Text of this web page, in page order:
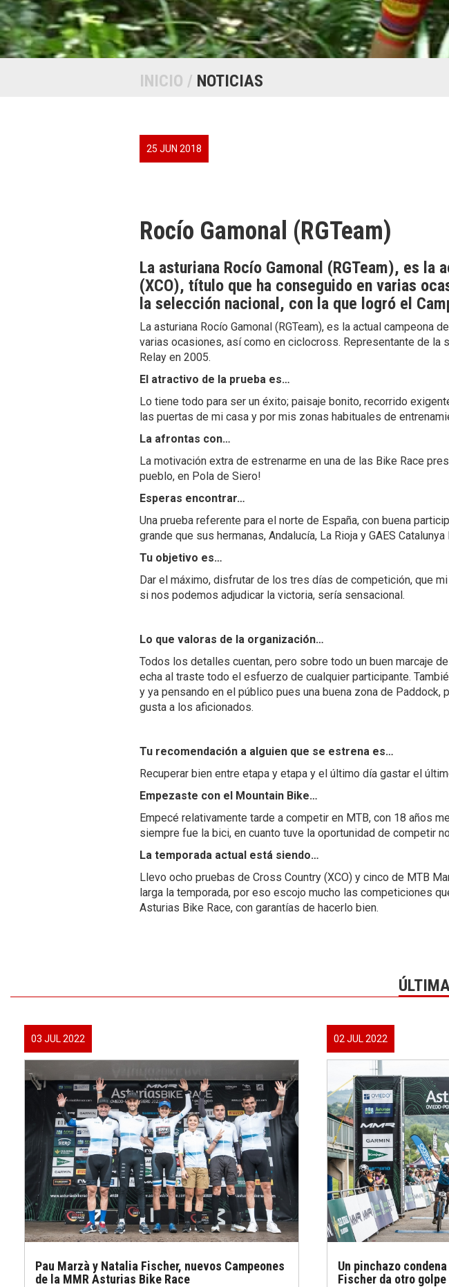
INICIO / NOTICIAS
25 JUN 2018
Rocío Gamonal (RGTeam)
La asturiana Rocío Gamonal (RGTeam), es la
(XCO), título que ha conseguido en varias
la selección nacional, con la que logró el
La asturiana Rocío Gamonal (RGTeam), es la actual campeona
varias ocasiones, así como en ciclocross. Representante de la
Relay en 2005.
El atractivo de la prueba es…
Lo tiene todo para ser un éxito; paisaje bonito, recorrido
las puertas de mi casa y por mis zonas habituales de
La afrontas con…
La motivación extra de estrenarme en una de las Bike Race
pueblo, en Pola de Siero!
Esperas encontrar…
Una prueba referente para el norte de España, con buena
grande que sus hermanas, Andalucía, La Rioja y GAES
Tu objetivo es…
Dar el máximo, disfrutar de los tres días de competición, que
si nos podemos adjudicar la victoria, sería sensacional.
Lo que valoras de la organización…
Todos los detalles cuentan, pero sobre todo un buen marcaje
echa al traste todo el esfuerzo de cualquier participante.
y ya pensando en el público pues una buena zona de
gusta a los aficionados.
Tu recomendación a alguien que se estrena es…
Recuperar bien entre etapa y etapa y el último día gastar el
Empezaste con el Mountain Bike…
Empecé relativamente tarde a competir en MTB, con 18 años
siempre fue la bici, en cuanto tuve la oportunidad de competir
La temporada actual está siendo…
Llevo ocho pruebas de Cross Country (XCO) y cinco de MTB
larga la temporada, por eso escojo mucho las competiciones
Asturias Bike Race, con garantías de hacerlo bien.
03 JUL 2022
Pau Marzà y Natalia Fischer, nuevos Campeones
de la MMR Asturias Bike Race
02 JUL 2022
Un pinchazo
Fischer da otro golpe